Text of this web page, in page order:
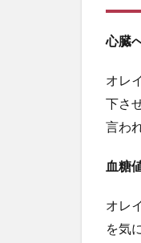
ま
り
イ
の
健
効
果
5
料
心臓
オレ
下さ
言わ
血糖
オレ
を気